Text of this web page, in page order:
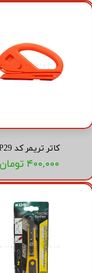
کاتر تریمر کد P29
۴۰۰,۰۰۰ تومان